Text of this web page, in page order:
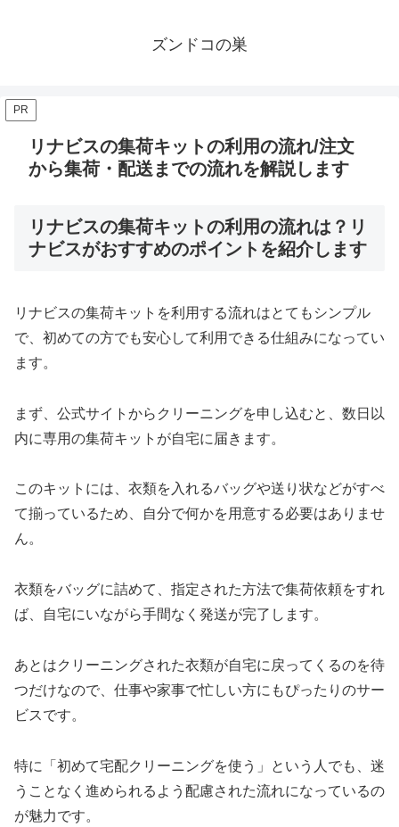
ズンドコの巣
PR
リナビスの集荷キットの利用の流れ/注文
から集荷・配送までの流れを解説します
リナビスの集荷キットの利用の流れは？リ
ナビスがおすすめのポイントを紹介します
リナビスの集荷キットを利用する流れはとてもシンプル
で、初めての方でも安心して利用できる仕組みになってい
ます。
まず、公式サイトからクリーニングを申し込むと、数日以
内に専用の集荷キットが自宅に届きます。
このキットには、衣類を入れるバッグや送り状などがすべ
て揃っているため、自分で何かを用意する必要はありませ
ん。
衣類をバッグに詰めて、指定された方法で集荷依頼をすれ
ば、自宅にいながら手間なく発送が完了します。
あとはクリーニングされた衣類が自宅に戻ってくるのを待
つだけなので、仕事や家事で忙しい方にもぴったりのサー
ビスです。
特に「初めて宅配クリーニングを使う」という人でも、迷
うことなく進められるよう配慮された流れになっているの
が魅力です。